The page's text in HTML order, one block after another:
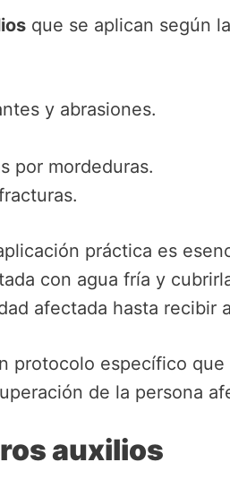
que se aplican según
y abrasiones.
por mordeduras.
práctica es
con agua fría y
afectada hasta recibir
protocolo específico
de la persona
auxilios